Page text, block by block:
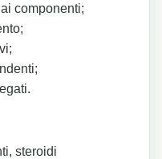
componenti;
steroidi